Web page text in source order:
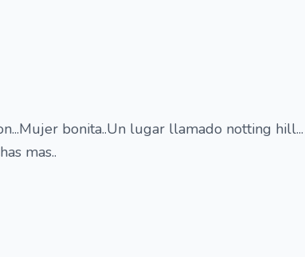
bonita..Un lugar llamado notting hill...
mas..